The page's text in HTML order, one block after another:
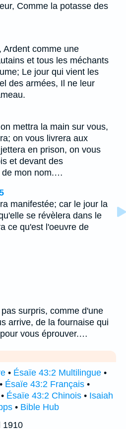
Comme la potasse des
Ardent comme une
et tous les méchants
Le jour qui vient les
des armées, Il ne leur
mettra la main sur vous,
on vous livrera aux
en prison, on vous
et devant des
de mon nom.…
manifestée; car le jour la
se révèlera dans le
ce qu'est l'oeuvre de
surpris, comme d'une
arrive, de la fournaise qui
vous éprouver.…
• Ésaïe 43:2 Multilingue •
• Ésaïe 43:2 Français •
• Ésaïe 43:2 Chinois • Isaiah
• Bible Hub
1910